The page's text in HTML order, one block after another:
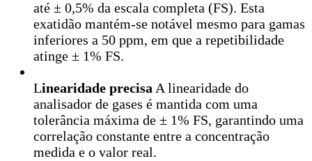
até ± 0,5% da escala completa (FS). Esta
exatidão mantém-se notável mesmo para gamas
inferiores a 50 ppm, em que a repetibilidade
atinge ± 1% FS.
Linearidade precisa A linearidade do
analisador de gases é mantida com uma
tolerância máxima de ± 1% FS, garantindo uma
correlação constante entre a concentração
medida e o valor real.